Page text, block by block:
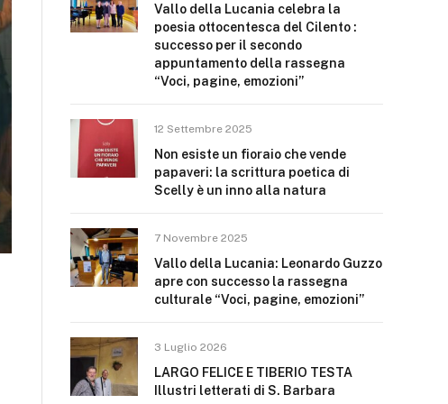
Vallo della Lucania celebra la
poesia ottocentesca del Cilento :
successo per il secondo
appuntamento della rassegna
“Voci, pagine, emozioni”
12 Settembre 2025
Non esiste un fioraio che vende
papaveri: la scrittura poetica di
Scelly è un inno alla natura
7 Novembre 2025
Vallo della Lucania: Leonardo Guzzo
apre con successo la rassegna
culturale “Voci, pagine, emozioni”
3 Luglio 2026
LARGO FELICE E TIBERIO TESTA
Illustri letterati di S. Barbara